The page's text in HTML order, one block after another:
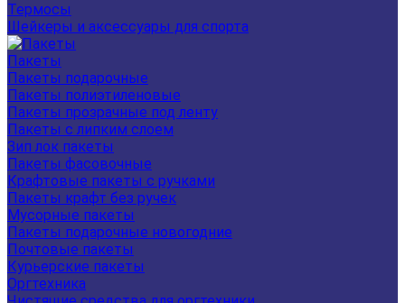
Термосы
Шейкеры и аксессуары для спорта
Пакеты
Пакеты подарочные
Пакеты полиэтиленовые
Пакеты прозрачные под ленту
Пакеты с липким слоем
Зип лок пакеты
Пакеты фасовочные
Крафтовые пакеты с ручками
Пакеты крафт без ручек
Мусорные пакеты
Пакеты подарочные новогодние
Почтовые пакеты
Курьерские пакеты
Оргтехника